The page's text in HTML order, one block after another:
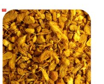
-19%